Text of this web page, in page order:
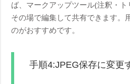
ば、マークアップツール(注釈・ト
その場で編集して共有できます。
のがおすすめです。
手順4:JPEG保存に変更